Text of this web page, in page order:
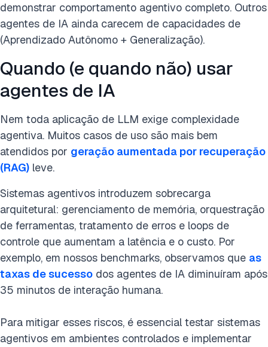
demonstrar comportamento agentivo completo. Outros
agentes de IA ainda carecem de capacidades de
(Aprendizado Autônomo + Generalização).
Quando (e quando não) usar
agentes de IA
Nem toda aplicação de LLM exige complexidade
agentiva. Muitos casos de uso são mais bem
atendidos por geração aumentada por recuperação
(RAG) leve.
Sistemas agentivos introduzem sobrecarga
arquitetural: gerenciamento de memória, orquestração
de ferramentas, tratamento de erros e loops de
controle que aumentam a latência e o custo. Por
exemplo, em nossos benchmarks, observamos que as
taxas de sucesso dos agentes de IA diminuíram após
35 minutos de interação humana.
Para mitigar esses riscos, é essencial testar sistemas
agentivos em ambientes controlados e implementar